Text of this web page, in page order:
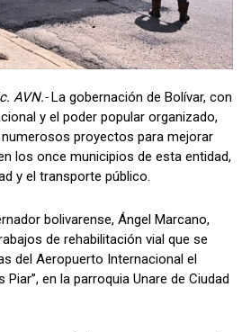
AVN.-La gobernación de Bolívar, con
y el poder popular organizado,
proyectos para mejorar
los once municipios de esta entidad,
y el transporte público.
bolivarense, Ángel Marcano,
de rehabilitación vial que se
del Aeropuerto Internacional el
Piar”, en la parroquia Unare de Ciudad